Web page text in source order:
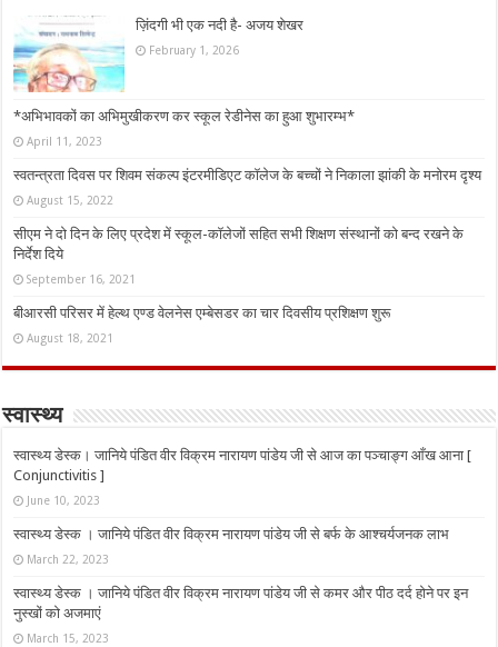
ज़िंदगी भी एक नदी है- अजय शेखर
February 1, 2026
*अभिभावकों का अभिमुखीकरण कर स्कूल रेडीनेस का हुआ शुभारम्भ*
April 11, 2023
स्वतन्त्रता दिवस पर शिवम संकल्प इंटरमीडिएट कॉलेज के बच्चों ने निकाला झांकी के मनोरम दृश्य
August 15, 2022
सीएम ने दो दिन के लिए प्रदेश में स्कूल-कॉलेजों सहित सभी शिक्षण संस्थानों को बन्द रखने के
निर्देश दिये
September 16, 2021
बीआरसी परिसर में हेल्थ एण्ड वेलनेस एम्बेसडर का चार दिवसीय प्रशिक्षण शुरू
August 18, 2021
स्वास्थ्य
स्वास्थ्य डेस्क। जानिये पंडित वीर विक्रम नारायण पांडेय जी से आज का पञ्चाङ्ग आँख आना [
Conjunctivitis ]
June 10, 2023
स्वास्थ्य डेस्क । जानिये पंडित वीर विक्रम नारायण पांडेय जी से बर्फ के आश्चर्यजनक लाभ
March 22, 2023
स्वास्थ्य डेस्क । जानिये पंडित वीर विक्रम नारायण पांडेय जी से कमर और पीठ दर्द होने पर इन
नुस्‍खों को अजमाएं
March 15, 2023